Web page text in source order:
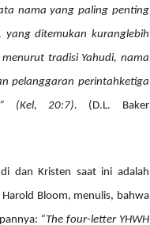
nama yang paling penting
yang ditemukan kuranglebih
tradisi Yahudi, nama
pelanggaran perintahketiga
(Kel, 20:7). (D.L. Baker
dan Kristen saat ini adalah
Harold Bloom, menulis, bahwa
“The four-letter YHWH